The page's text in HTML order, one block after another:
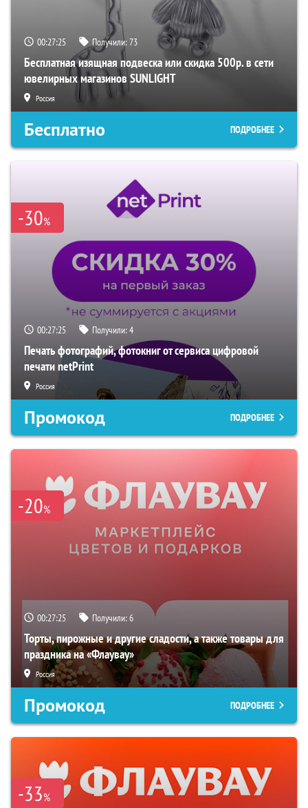
00:27:24 Получили:73
Бесплатная изящная подвеска или скидка 500р. в сети
ювелирных магазинов SUNLIGHT
Россия
Бесплатно ПОДРОБНЕЕ
-30%
00:27:24 Получили:4
Печать фотографий, фотокниг от сервиса цифровой
печати netPrint
Россия
Промокод ПОДРОБНЕЕ
-20%
00:27:24 Получили:6
Торты, пирожные и другие сладости, а также товары для
праздника на «Флаувау»
Россия
Промокод ПОДРОБНЕЕ
-33%